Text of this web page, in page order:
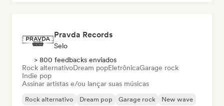
Pravda Records
Selo
> 800 feedbacks enviados
Rock alternativoDream popEletrônicaGarage rock
Indie pop
Assinar artistas e/ou lançar suas músicas
Rock alternativo Dream pop Garage rock
New wave